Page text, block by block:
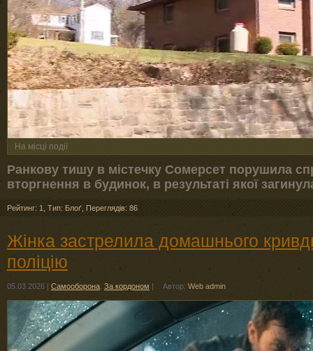
На місці події
Ранкову тишу в містечку Сомерсет порушила
вторгнення в будинок, в результаті якої
Рейтинг: 1 Тип: Блоґ Переглядів: 86
Жінка застрелила домашнього
поліцію
05.03.2026 |Самооборона За кордоном | Автор: Web admin